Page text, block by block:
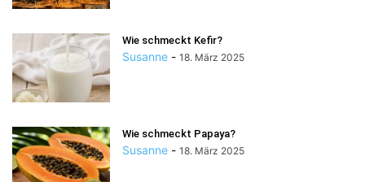
Wie schmeckt Kefir?
Susanne - 18. März 2025
Wie schmeckt Papaya?
Susanne - 18. März 2025